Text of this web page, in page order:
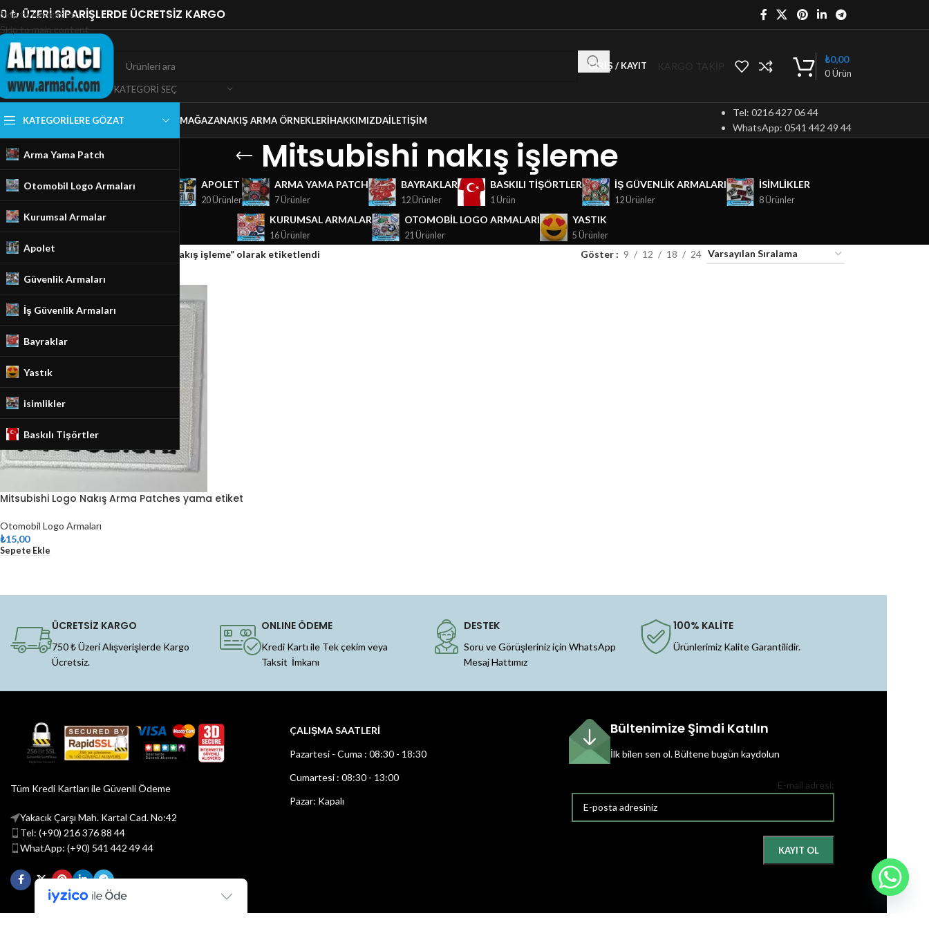
Skip to navigation
Skip to main content
₺ ÜZERİ SİPARİŞLERDE ÜCRETSİZ KARGO
KATEGORI SEÇ
GIRIŞ / KAYIT KARGO TAKİP
0Ürün
₺0,00
KATEGORILERE GÖZAT
Arma Yama Patch
Otomobil Logo Armaları
Kurumsal Armalar
Apolet
Güvenlik Armaları
İş Güvenlik Armaları
Bayraklar
Yastık
isimlikler
Baskılı Tişörtler
MAĞAZANAKIŞ ARMA ÖRNEKLERIHAKKIMIZDAİLETIŞIM
Tel: 0216 427 06 44
WhatsApp: 0541 442 49 44
Mitsubishi nakış işleme
GÜVENLIK ARMALARI
18 Ürünler
APOLET
20 Ürünler
ARMA YAMA PATCH
7 Ürünler
BAYRAKLAR
12 Ürünler
BASKILI TIŞÖRTLER
1 Ürün
İŞ GÜVENLIK ARMALARI
12 Ürünler
ISIMLIKLER
8 Ürünler
KURUMSAL ARMALAR
16 Ürünler
OTOMOBIL LOGO ARMALARI
21 Ürünler
YASTIK
5 Ürünler
Ana Sayfa/Mağaza Ürünler “Mitsubishi nakış işleme” olarak etiketlendi Göster 9 12 18 24
Mitsubishi Logo Nakış Arma Patches yama etiket
Otomobil Logo Armaları
₺15,00
Sepete Ekle
ÜCRETSİZ KARGO
750 ₺ Üzeri Alışverişlerde Kargo
Ücretsiz.
ONLINE ÖDEME
Kredi Kartı ile Tek çekim veya
Taksit İmkanı
DESTEK
Soru ve Görüşleriniz için WhatsApp
Mesaj Hattımız
100% KALİTE
Ürünlerimiz Kalite Garantilidir.
Tüm Kredi Kartları ile Güvenli Ödeme
Yakacık Çarşı Mah. Kartal Cad. No:42
Tel: (+90) 216 376 88 44
WhatApp: (+90) 541 442 49 44
ÇALIŞMA SAATLERİ
Pazartesi - Cuma : 08:30 - 18:30
Cumartesi : 08:30 - 13:00
Pazar: Kapalı
Bültenimize Şimdi Katılın
İlk bilen sen ol.Bültene bugün kaydolun
E-mail adresi: